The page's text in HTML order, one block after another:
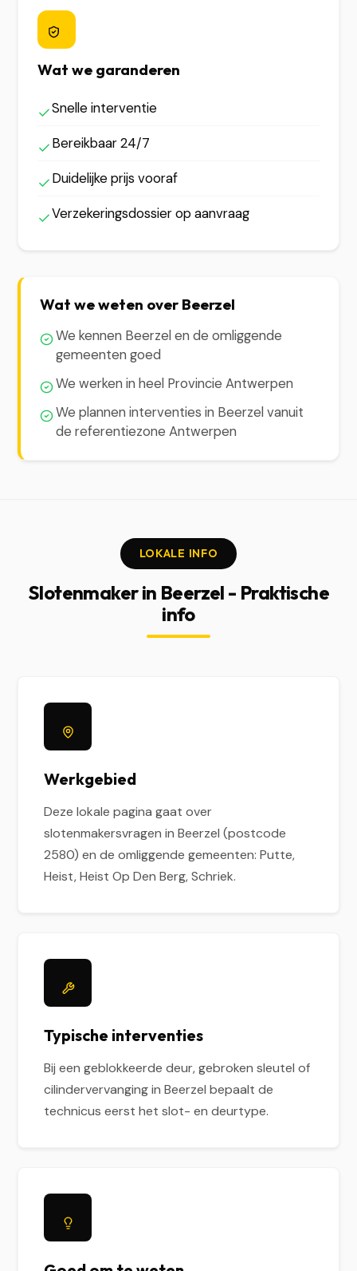
Wat we garanderen
Snelle interventie
Bereikbaar 24/7
Duidelijke prijs vooraf
Verzekeringsdossier op aanvraag
Wat we weten over Beerzel
We kennen Beerzel en de omliggende
gemeenten goed
We werken in heel Provincie Antwerpen
We plannen interventies in Beerzel vanuit
de referentiezone Antwerpen
LOKALE INFO
Slotenmaker in Beerzel - Praktische
info
Werkgebied
Deze lokale pagina gaat over
slotenmakersvragen in Beerzel (postcode
2580) en de omliggende gemeenten: Putte,
Heist, Heist Op Den Berg, Schriek.
Typische interventies
Bij een geblokkeerde deur, gebroken sleutel of
cilindervervanging in Beerzel bepaalt de
technicus eerst het slot- en deurtype.